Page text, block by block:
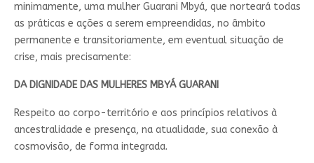
minimamente, uma mulher Guarani Mbyá, que norteará todas
as práticas e ações a serem empreendidas, no âmbito
permanente e transitoriamente, em eventual situação de
crise, mais precisamente:
DA DIGNIDADE DAS MULHERES MBYÁ GUARANI
Respeito ao corpo-território e aos princípios relativos à
ancestralidade e presença, na atualidade, sua conexão à
cosmovisão, de forma integrada.